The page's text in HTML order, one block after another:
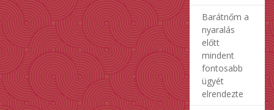
Barátnőm a
nyaralás
előtt
mindent
fontosabb
ügyét
elrendezte